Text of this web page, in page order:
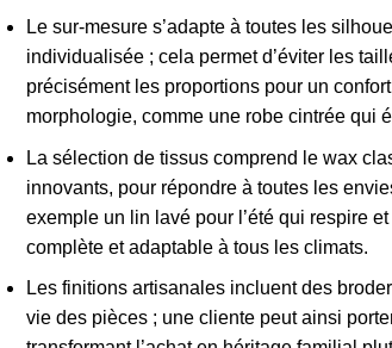
Le sur-mesure s’adapte à toutes les
individualisée ; cela permet d’éviter les
précisément les proportions pour un
morphologie, comme une robe cintrée qui
La sélection de tissus comprend le wax
innovants, pour répondre à toutes les
exemple un lin lavé pour l’été qui respire
complète et adaptable à tous les climats.
Les finitions artisanales incluent des
vie des pièces ; une cliente peut ainsi